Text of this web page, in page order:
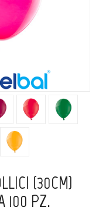
(30CM)
100 PZ.